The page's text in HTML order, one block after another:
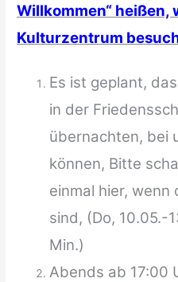
Willkommen“ heißen,
Kulturzentrum
Es ist geplant,
in der
übernachten, bei
können, Bitte
einmal hier,
sind, (Do, 10.05.-
Min.)
Abends ab 17:00